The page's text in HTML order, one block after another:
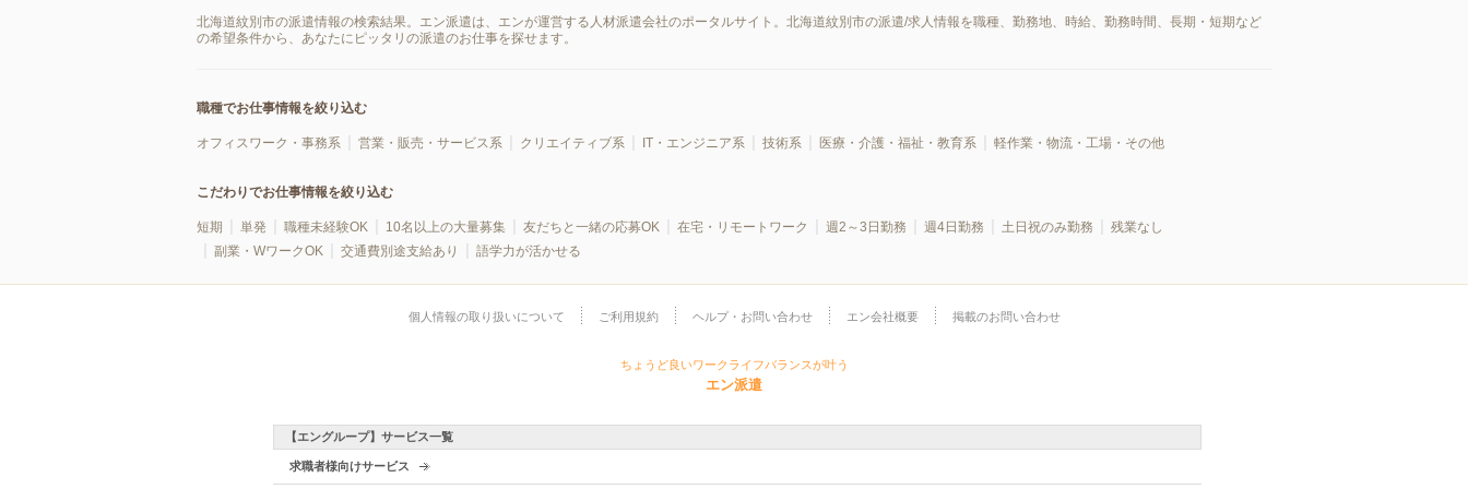
北海道紋別市の派遣情報の検索結果。エン派遣は、エンが運営する人材派遣会社のポータルサイト。北海道紋別市の派遣/求人情報を職種、勤務地、時給、勤務時間、長期・短期など
の希望条件から、あなたにピッタリの派遣のお仕事を探せます。
職種でお仕事情報を絞り込む
オフィスワーク・事務系 営業・販売・サービス系 クリエイティブ系 IT・エンジニア系 技術系 医療・介護・福祉・教育系 軽作業・物流・工場・その他
こだわりでお仕事情報を絞り込む
短期 単発 職種未経験OK 10名以上の大量募集 友だちと一緒の応募OK 在宅・リモートワーク 週2～3日勤務 週4日勤務 土日祝のみ勤務
残業なし
副業・WワークOK
交通費別途支給あり 語学力が活かせる
個人情報の取り扱いについて ご利用規約 ヘルプ・お問い合わせ エン会社概要 掲載のお問い合わせ
ちょうど良いワークライフバランスが叶う
エン派遣
【エングループ】サービス一覧
求職者様向けサービス